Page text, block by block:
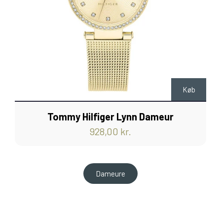
Køb
Tommy Hilfiger Lynn Dameur
928,00 kr.
Dameure